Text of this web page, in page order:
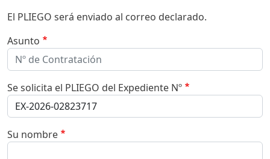
El PLIEGO será enviado al correo declarado.
Asunto
Se solicita el PLIEGO del Expediente Nº
Su nombre